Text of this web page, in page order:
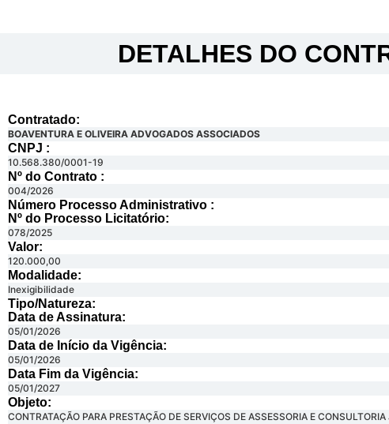
DETALHES DO
Contratado:
BOAVENTURA E OLIVEIRA ADVOGADOS ASSOCIADOS
CNPJ :
10.568.380/0001-19
Nº do Contrato :
004/2026
Número Processo Administrativo :
Nº do Processo Licitatório:
078/2025
Valor:
120.000,00
Modalidade:
Inexigibilidade
Tipo/Natureza:
Data de Assinatura:
05/01/2026
Data de Início da Vigência:
05/01/2026
Data Fim da Vigência:
05/01/2027
Objeto:
CONTRATAÇÃO PARA PRESTAÇÃO DE SERVIÇOS DE ASSESSORIA E